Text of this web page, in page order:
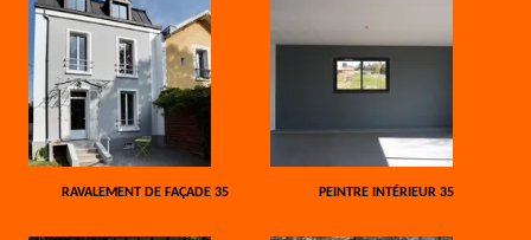
RAVALEMENT DE FAÇADE 35 PEINTRE INTÉRIEUR 35